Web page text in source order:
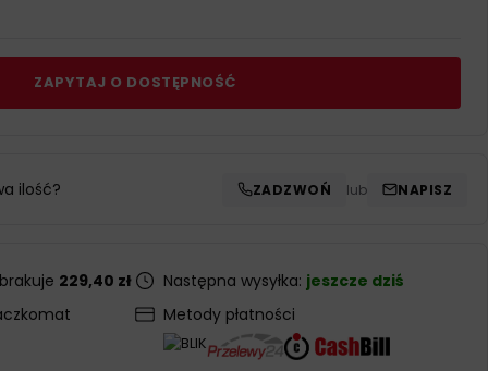
ZAPYTAJ O DOSTĘPNOŚĆ
ilość? ZADZWOŃ lub NAPISZ
229,40 zł
Następna wysyłka: jeszcze dziś
Metody płatności